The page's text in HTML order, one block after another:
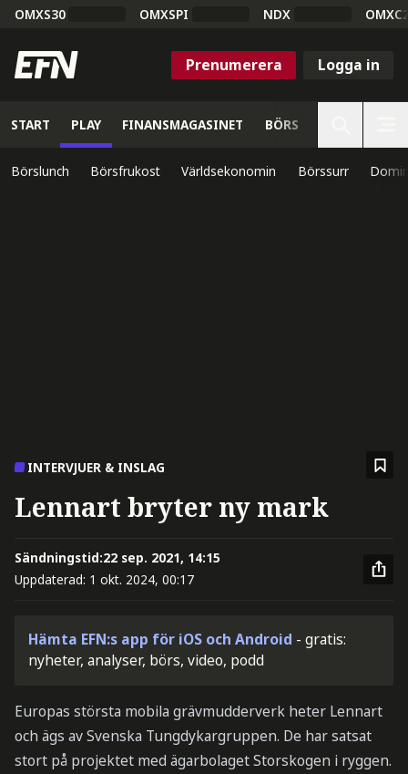
OMXS30 OMXSPI NDX
Prenumerera Logga in
START PLAY FINANSMAGASINET BÖRS
Börslunch Börsfrukost Världsekonomin Börssurr
INTERVJUER & INSLAG
Lennart bryter ny mark
Sändningstid:22 sep. 2021, 14:15
Uppdaterad: 1 okt. 2024, 00:17
Hämta EFN:s app för iOS och Android - gratis:
nyheter, analyser, börs, video, podd
Europas största mobila grävmudderverk heter Lennart
och ägs av Svenska Tungdykargruppen. De har satsat
stort på projektet med ägarbolaget Storskogen i ryggen.